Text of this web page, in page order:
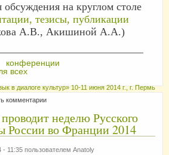
на круглом столе
тезисы, публикации
А.В., Акишиной А.А.)
конференции
всех
в диалоге культур» 10-11 июня 2014 г., г. Пермь
комментарии
неделю Русского
России во Франции 2014
11:35 пользователем Anatoly